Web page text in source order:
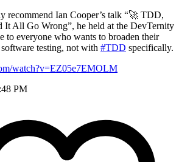
recommend Ian Cooper’s talk “🚀 TDD,
It All Go Wrong”, he held at the DevTernity
to everyone who wants to broaden their
testing, not with #TDD specifically.
watch?v=EZ05e7EMOLM
PM